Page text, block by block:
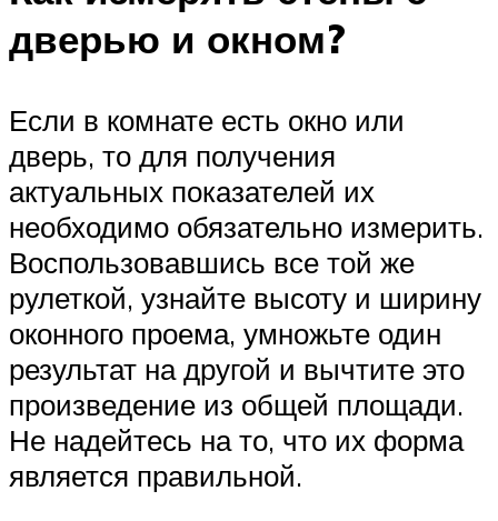
дверью и окном?
Если в комнате есть окно или
дверь, то для получения
актуальных показателей их
необходимо обязательно измерить.
Воспользовавшись все той же
рулеткой, узнайте высоту и ширину
оконного проема, умножьте один
результат на другой и вычтите это
произведение из общей площади.
Не надейтесь на то, что их форма
является правильной.